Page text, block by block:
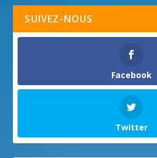
SUIVEZ-NOUS
Facebook
Twitter